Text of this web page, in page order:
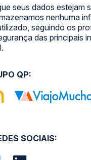
seus dados estejam
nenhuma
seguindo os
das principais
SOCIAIS:
QP: